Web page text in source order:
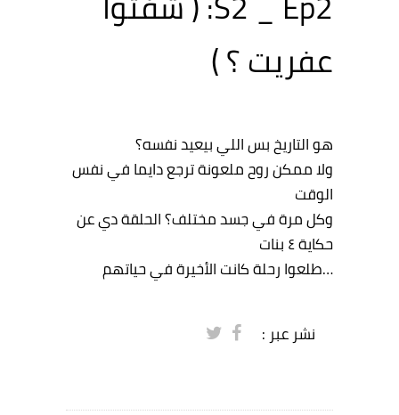
عفريت ؟ )
هو التاريخ بس اللي بيعيد نفسه؟
ولا ممكن روح ملعونة ترجع دايما في نفس
الوقت
وكل مرة في جسد مختلف؟ الحلقة دي عن
حكاية ٤ بنات
…طلعوا رحلة كانت الأخيرة في حياتهم
نشر عبر :